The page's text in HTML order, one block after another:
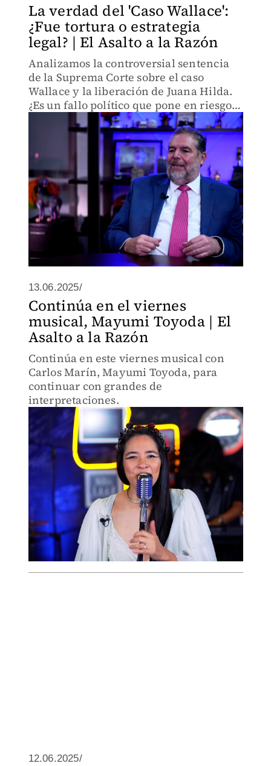
La verdad del 'Caso Wallace':
¿Fue tortura o estrategia
legal? | El Asalto a la Razón
Analizamos la controversial sentencia
de la Suprema Corte sobre el caso
Wallace y la liberación de Juana Hilda.
¿Es un fallo político que pone en riesgo
otros casos de secuestro y desaparición
forzada en México?
13.06.2025/
Continúa en el viernes
musical, Mayumi Toyoda | El
Asalto a la Razón
Continúa en este viernes musical con
Carlos Marín, Mayumi Toyoda, para
continuar con grandes de
interpretaciones.
12.06.2025/